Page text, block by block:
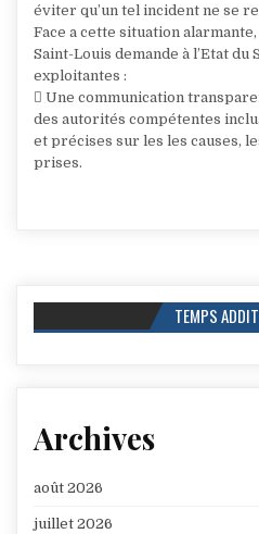
éviter qu’un tel incident ne se
Face a cette situation
Saint-Louis demande à l’Etat
exploitantes :
 Une communication
des autorités compétentes
et précises sur les les causes,
prises.
TEMPS
Archives
août 2026
juillet 2026